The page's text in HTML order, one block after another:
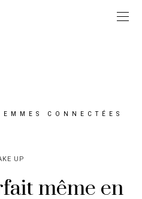
CONNECTÉES
UP
même en